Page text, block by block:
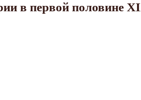
в первой половине